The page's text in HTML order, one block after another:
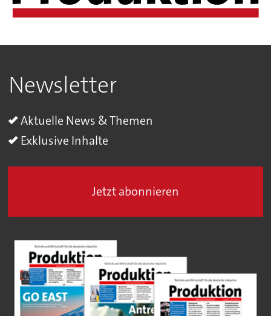
Newsletter
Aktuelle News & Themen
Exklusive Inhalte
Jetzt abonnieren